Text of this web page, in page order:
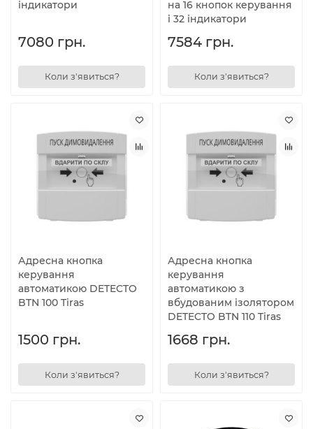
індикатори
7080 грн.
Коли з'явиться?
на 16 кнопок керування
і 32 індикатори
7584 грн.
Коли з'явиться?
Адресна кнопка
керування
автоматикою DETECTO
BTN 100 Tiras
1500 грн.
Коли з'явиться?
Адресна кнопка
керування
автоматикою з
вбудованим ізолятором
DETECTO BTN 110 Tiras
1668 грн.
Коли з'явиться?